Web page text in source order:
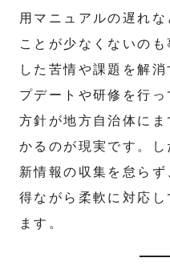
用マニュアルの遅れ
ことが少なくないの
した苦情や課題を解
プデートや研修を行
方針が地方自治体に
かるのが現実です。
新情報の収集を怠ら
得ながら柔軟に対応し
ます。